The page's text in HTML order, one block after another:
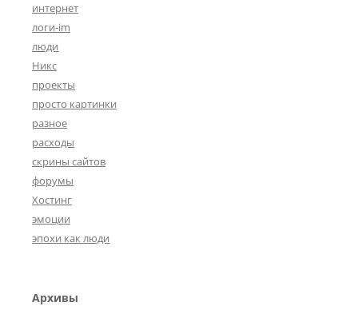
интернет
логи-im
люди
Никс
проекты
просто картинки
разное
расходы
скрины сайтов
форумы
Хостинг
эмоции
эпохи как люди
Архивы